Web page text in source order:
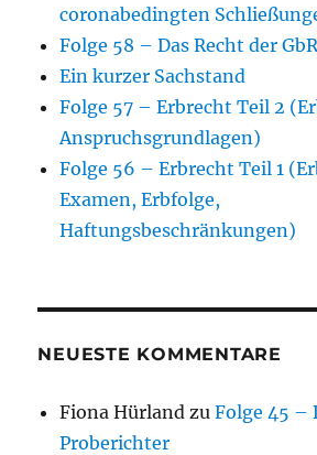
coronabedingten
Folge 58 – Das Recht der
Ein kurzer Sachstand
Folge 57 – Erbrecht Teil 2
Anspruchsgrundlagen)
Folge 56 – Erbrecht Teil 1
Examen, Erbfolge,
Haftungsbeschränkungen)
NEUESTE KOMMENTARE
Fiona Hürland zuFolge 45 –
Proberichter